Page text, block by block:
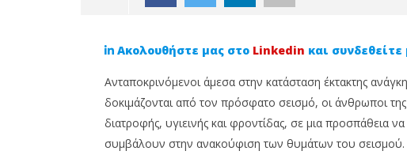
NOW VIEWING
Ακολουθήστε μας στο Linkedin και
Ανταποκρινόμενοι άμεσα στην κατάσταση έκτακτης
δοκιμάζονται από τον πρόσφατο σεισμό, οι άνθρωποι της
διατροφής, υγιεινής και φροντίδας, σε μια προσπάθεια
συμβάλουν στην ανακούφιση των θυμάτων του σεισμού.